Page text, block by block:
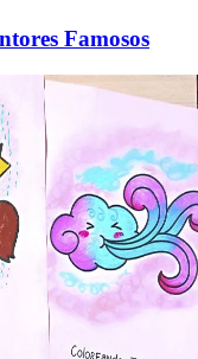
Famosos